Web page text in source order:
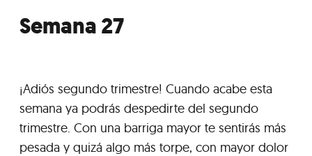
Semana 27
¡Adiós segundo trimestre! Cuando acabe esta
semana ya podrás despedirte del segundo
trimestre. Con una barriga mayor te sentirás más
pesada y quizá algo más torpe, con mayor dolor